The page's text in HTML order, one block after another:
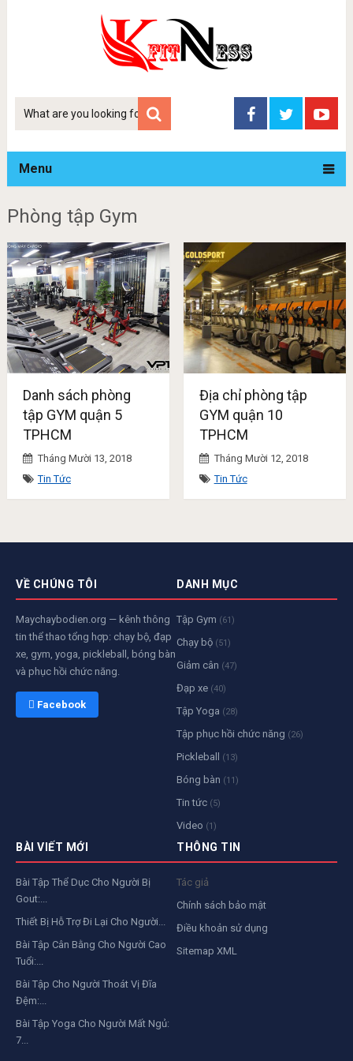
Tim
Menu
Phòng tập Gym
Danh sách phòng
tập GYM quận 5
TPHCM
Tháng Mười 13, 2018
Tin Tức
Địa chỉ phòng tập
GYM quận 10
TPHCM
Tháng Mười 12, 2018
Tin Tức
VỀ CHÚNG TÔI
Maychaybodien.org — kênh thông
tin thể thao tổng hợp: chạy bộ, đạp
xe, gym, yoga, pickleball, bóng bàn
và phục hồi chức năng.
 Facebook
DANH MỤC
Tập Gym (61)
Chạy bộ (51)
Giảm cân (47)
Đạp xe (40)
Tập Yoga (28)
Tập phục hồi chức năng (26)
Pickleball (13)
Bóng bàn (11)
Tin tức (5)
Video (1)
BÀI VIẾT MỚI
Bài Tập Thể Dục Cho Người Bị
Gout:...
Thiết Bị Hỗ Trợ Đi Lại Cho Người...
Bài Tập Cân Bằng Cho Người Cao
Tuổi:...
Bài Tập Cho Người Thoát Vị Đĩa
Đệm:...
Bài Tập Yoga Cho Người Mất Ngủ:
7...
THÔNG TIN
Tác giả
Chính sách bảo mật
Điều khoản sử dụng
Sitemap XML